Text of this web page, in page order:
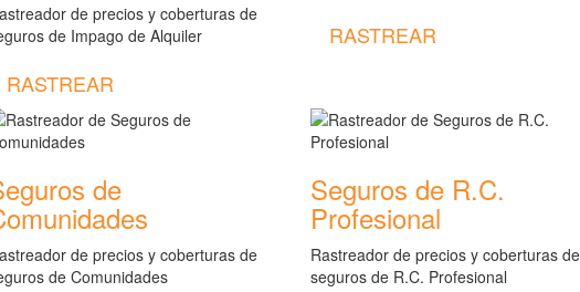
de precios y coberturas de
de Impago de Alquiler
RASTREAR
RASTREAR
de
de precios y coberturas de
de Comunidades
Seguros de R.C.
Profesional
Rastreador de precios y coberturas de
seguros de R.C. Profesional